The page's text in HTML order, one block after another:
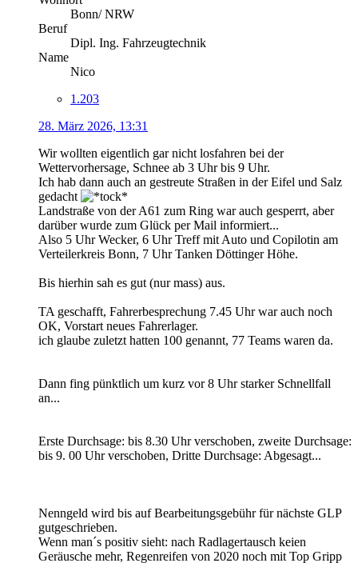
Bonn/ NRW
Beruf
Dipl. Ing. Fahrzeugtechnik
Name
Nico
1.203
28. März 2026, 13:31
Wir wollten eigentlich gar nicht losfahren bei der
Wettervorhersage, Schnee ab 3 Uhr bis 9 Uhr.
Ich hab dann auch an gestreute Straßen in der Eifel und Salz
gedacht
Landstraße von der A61 zum Ring war auch gesperrt, aber
darüber wurde zum Glück per Mail informiert...
Also 5 Uhr Wecker, 6 Uhr Treff mit Auto und Copilotin am
Verteilerkreis Bonn, 7 Uhr Tanken Döttinger Höhe.
Bis hierhin sah es gut (nur mass) aus.
TA geschafft, Fahrerbesprechung 7.45 Uhr war auch noch
OK, Vorstart neues Fahrerlager.
ich glaube zuletzt hatten 100 genannt, 77 Teams waren da.
Dann fing pünktlich um kurz vor 8 Uhr starker Schnellfall
an...
Erste Durchsage: bis 8.30 Uhr verschoben, zweite Durchsage:
bis 9. 00 Uhr verschoben, Dritte Durchsage: Abgesagt...
Nenngeld wird bis auf Bearbeitungsgebühr für nächste GLP
gutgeschrieben.
Wenn man´s positiv sieht: nach Radlagertausch keien
Geräusche mehr, Regenreifen von 2020 noch mit Top Gripp